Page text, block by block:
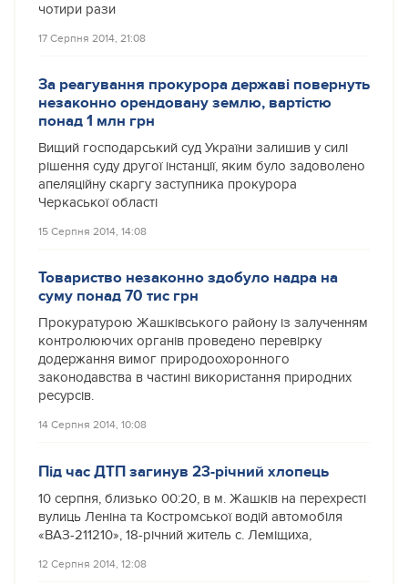
чотири рази
17 Серпня 2014, 21:08
За реагування прокурора державі повернуть
незаконно орендовану землю, вартістю
понад 1 млн грн
Вищий господарський суд України залишив у силі
рішення суду другої інстанції, яким було задоволено
апеляційну скаргу заступника прокурора
Черкаської області
15 Серпня 2014, 14:08
Товариство незаконно здобуло надра на
суму понад 70 тис грн
Прокуратурою Жашківського району із залученням
контролюючих органів проведено перевірку
додержання вимог природоохоронного
законодавства в частині використання природних
ресурсів.
14 Серпня 2014, 10:08
Під час ДТП загинув 23-річний хлопець
10 серпня, близько 00:20, в м. Жашків на перехресті
вулиць Леніна та Костромської водій автомобіля
«ВАЗ-211210», 18-річний житель с. Леміщиха,
12 Серпня 2014, 12:08